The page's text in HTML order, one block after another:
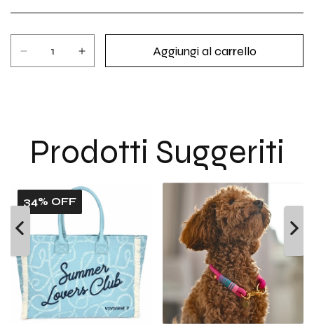
Aggiungi al carrello
Diminuisci
metallo
Aumenta
metallo
Prodotti Suggeriti
34% OFF